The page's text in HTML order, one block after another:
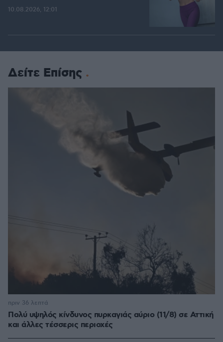
10.08.2026, 12:01
Δείτε Επίσης
Πολύ υψηλός κίνδυνος πυρκαγιάς αύριο (11/8) σε Αττική
και άλλες τέσσερις περιοχές
πριν 36 λεπτά